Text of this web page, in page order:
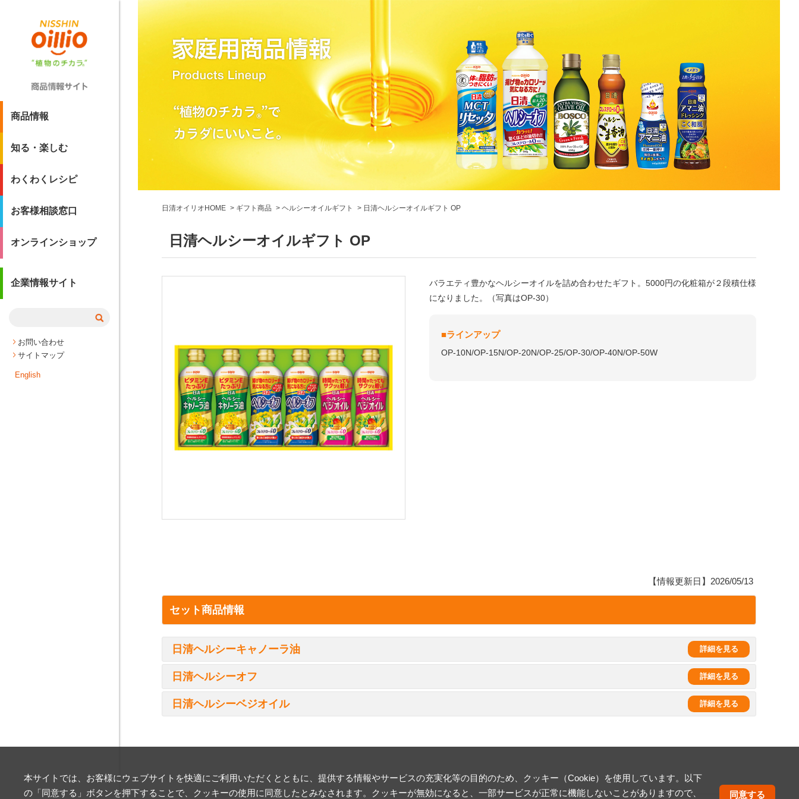
商品情報
知る・楽しむ
わくわくレシピ
お客様相談窓口
オンラインショップ
企業情報サイト
お問い合わせ
サイトマップ
English
日清オイリオHOME ギフト商品 ヘルシーオイルギフト 日清ヘルシーオイルギフト OP
日清ヘルシーオイルギフト OP
バラエティ豊かなヘルシーオイルを詰め合わせたギフト。5000円の化粧箱が２段積仕様
になりました。（写真はOP-30）
■ラインアップ
OP-10N/OP-15N/OP-20N/OP-25/OP-30/OP-40N/OP-50W
【情報更新日】2026/05/13
セット商品情報
日清ヘルシーキャノーラ油
日清ヘルシーオフ
日清ヘルシーベジオイル
本サイトでは、お客様にウェブサイトを快適にご利用いただくとともに、提供する情報やサービスの充実化等の目的のため、クッキー（Cookie）を使用しています。以下
の「同意する」ボタンを押下することで、クッキーの使用に同意したとみなされます。クッキーが無効になると、一部サービスが正常に機能しないことがありますので、
同意する